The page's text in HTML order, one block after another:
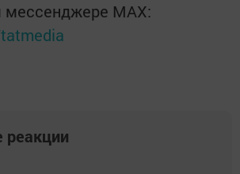
мессенджере MАХ:
реакции